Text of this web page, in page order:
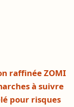
raffinée ZOMI
à suivre
pour risques